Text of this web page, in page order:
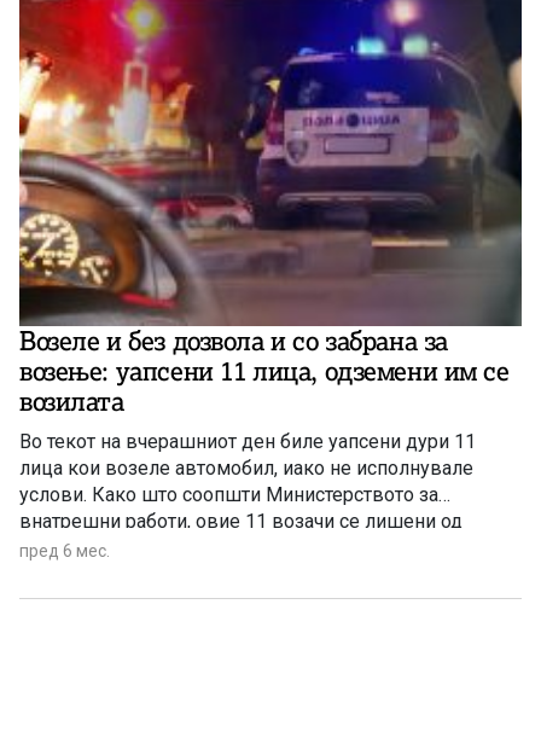
Возеле и без дозвола и со забрана за
возење: уапсени 11 лица, одземени им се
возилата
Во текот на вчерашниот ден биле уапсени дури 11
лица кои возеле автомобил, иако не исполнувале
услови. Како што соопшти Министерството за
внатрешни работи, овие 11 возачи се лишени од
слобода поради возење со активна забрана за
дејство на алкохол.
пред 6 мес.